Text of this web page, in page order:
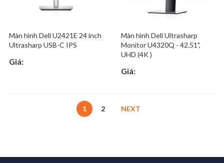
Màn hình Dell U2421E 24 inch
Ultrasharp USB-C IPS
Giá:
Màn hình Dell Ultrasharp
Monitor U4320Q - 42.51",
UHD (4K )
Giá:
1 2 NEXT